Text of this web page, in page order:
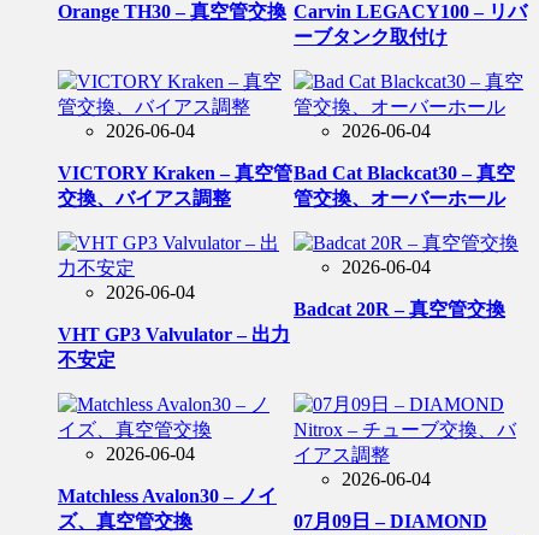
Orange TH30 – 真空管交換 Carvin LEGACY100 – リバ
ーブタンク取付け
2026-06-04
VICTORY Kraken – 真空管
交換、バイアス調整
2026-06-04
Bad Cat Blackcat30 – 真空
管交換、オーバーホール
2026-06-04
VHT GP3 Valvulator – 出力
不安定
2026-06-04
Badcat 20R – 真空管交換
2026-06-04
Matchless Avalon30 – ノイ
ズ、真空管交換
2026-06-04
07月09日 – DIAMOND